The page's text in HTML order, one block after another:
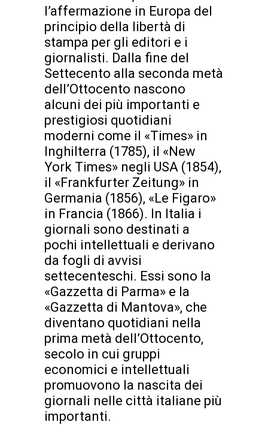
l’affermazione in Europa del
principio della libertà di
stampa per gli editori e i
giornalisti. Dalla fine del
Settecento alla seconda metà
dell’Ottocento nascono
alcuni dei più importanti e
prestigiosi quotidiani
moderni come il «Times» in
Inghilterra (1785), il «New
York Times» negli USA (1854),
il «Frankfurter Zeitung» in
Germania (1856), «Le Figaro»
in Francia (1866). In Italia i
giornali sono destinati a
pochi intellettuali e derivano
da fogli di avvisi
settecenteschi. Essi sono la
«Gazzetta di Parma» e la
«Gazzetta di Mantova», che
diventano quotidiani nella
prima metà dell’Ottocento,
secolo in cui gruppi
economici e intellettuali
promuovono la nascita dei
giornali nelle città italiane più
importanti.